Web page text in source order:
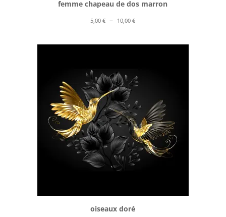
femme chapeau de dos marron
5,00€ – 10,00€Plage
prix :
10,00 €
oiseaux doré